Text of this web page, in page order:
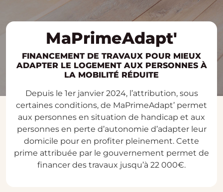
MaPrimeAdapt'
FINANCEMENT DE TRAVAUX POUR MIEUX
ADAPTER LE LOGEMENT AUX PERSONNES À
LA MOBILITÉ RÉDUITE
Depuis le 1er janvier 2024, l’attribution, sous
certaines conditions, de MaPrimeAdapt’ permet
aux personnes en situation de handicap et aux
personnes en perte d’autonomie d’adapter leur
domicile pour en profiter pleinement. Cette
prime attribuée par le gouvernement permet de
financer des travaux jusqu’à 22 000€.